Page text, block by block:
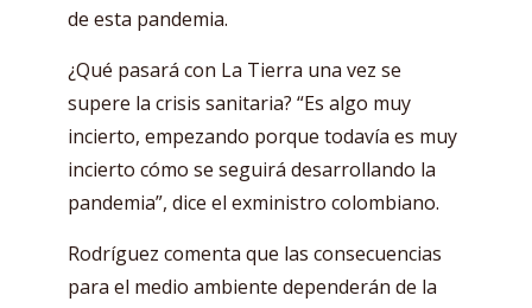
de esta pandemia.
¿Qué pasará con La Tierra una vez se
supere la crisis sanitaria? “Es algo muy
incierto, empezando porque todavía es muy
incierto cómo se seguirá desarrollando la
pandemia”, dice el exministro colombiano.
Rodríguez comenta que las consecuencias
para el medio ambiente dependerán de la